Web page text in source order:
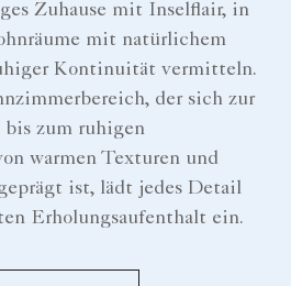
Zuhause mit Inselflair, in
mit natürlichem
Kontinuität vermitteln.
der sich zur
bis zum ruhigen
warmen Texturen und
ist, lädt jedes Detail
Erholungsaufenthalt ein.